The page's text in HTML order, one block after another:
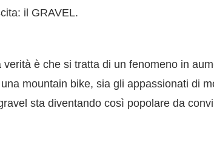
il GRAVEL.
è che si tratta di un fenomeno in
mountain bike, sia gli appassionati di
sta diventando così popolare da